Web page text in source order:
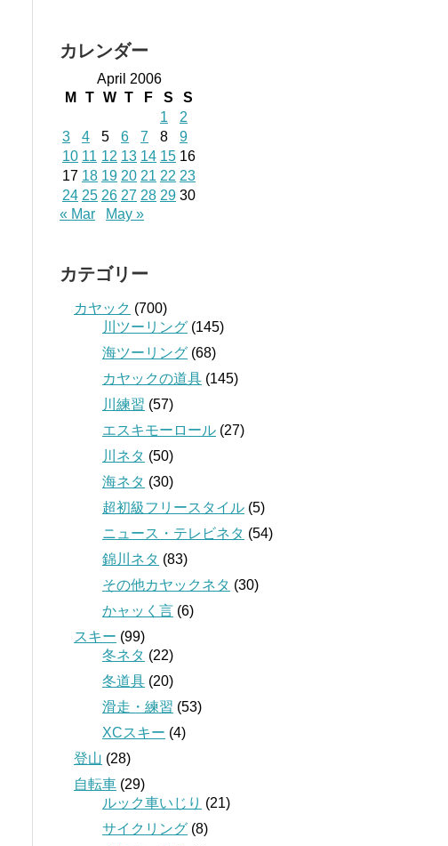
カレンダー
April 2006
M
T W T F S
S
1
2
3
4 5 6 7 8
9
10 11 12 13 14 15 16
17 18 19 20 21 22 23
24 25 26 27 28 29 30
« Mar
May »
カテゴリー
カヤック (700)
川ツーリング (145)
海ツーリング (68)
カヤックの道具 (145)
川練習 (57)
エスキモーロール (27)
川ネタ (50)
海ネタ (30)
超初級フリースタイル (5)
ニュース・テレビネタ (54)
錦川ネタ (83)
その他カヤックネタ (30)
かャッく言 (6)
スキー (99)
冬ネタ (22)
冬道具 (20)
滑走・練習 (53)
XCスキー (4)
登山 (28)
自転車 (29)
ルック車いじり (21)
サイクリング (8)